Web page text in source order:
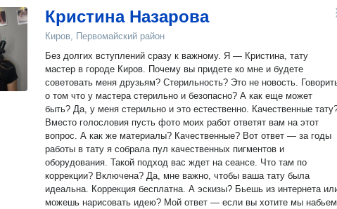
Кристина Назарова
Киров, Первомайский район
Без долгих вступлений сразу к важному. Я — Кристина, тату
мастер в городе Киров. Почему вы придете ко мне и будете
советовать меня друзьям? Стерильность? Это не новость. Говорить
о том что у мастера стерильно и безопасно? А как еще может
быть? Да, у меня стерильно и это естественно. Качественные тату?
Вместо голословия пусть фото моих работ ответят вам на этот
вопрос. А как же материалы? Качественные? Вот ответ — за годы
работы в тату я собрала пул качественных пигментов и
оборудования. Такой подход вас ждет на сеансе. Что там по
коррекции? Включена? Да, мне важно, чтобы ваша тату была
идеальна. Коррекция бесплатна. А эскизы? Бьешь из интернета или
можешь нарисовать идею? Мой ответ — если вы хотите мы набьем